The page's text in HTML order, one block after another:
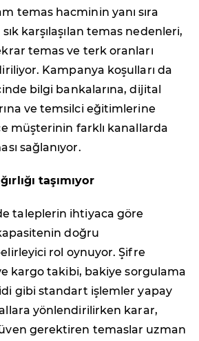
temas hacminin yanı sıra
sık karşılaşılan temas nedenleri,
temas ve terk oranları
Kampanya koşulları da
bilgi bankalarına, dijital
ve temsilci eğitimlerine
müşterinin farklı kanallarda
sağlanıyor.
taşımıyor
taleplerin ihtiyaca göre
kapasitenin doğru
rol oynuyor. Şifre
kargo takibi, bakiye sorgulama
gibi standart işlemler yapay
yönlendirilirken karar,
gerektiren temaslar uzman